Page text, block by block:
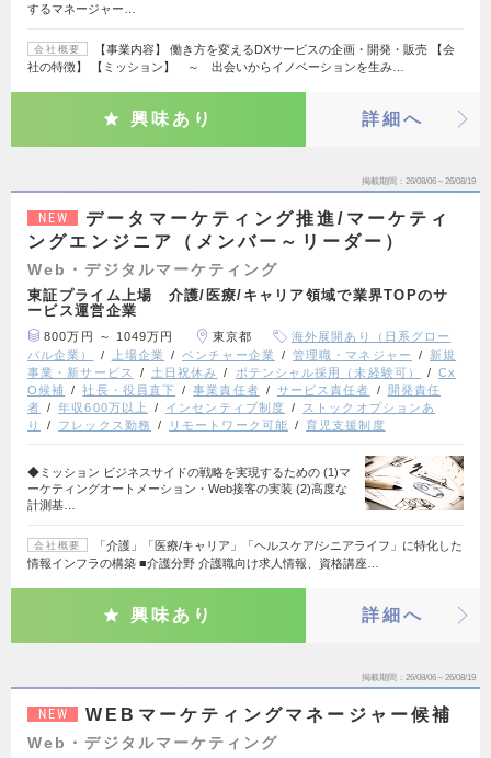
するマネージャー…
会社概要
【事業内容】 働き方を変えるDXサービスの企画・開発・販売 【会
社の特徴】 【ミッション】 ～ 出会いからイノベーションを生み…
興味あり 詳細へ
掲載期間 26/08/06～26/08/19
NEW
データマーケティング推進/マーケティ
ングエンジニア（メンバー～リーダー）
Web・デジタルマーケティング
東証プライム上場 介護/医療/キャリア領域で業界TOPのサ
ービス運営企業
800万円 ～ 1049万円 東京都
海外展開あり（日系グロー
バル企業）
上場企業 ベンチャー企業 管理職・マネジャー
新規
事業・新サービス
土日祝休み ポテンシャル採用（未経験可）
Cx
O候補
社長・役員直下 事業責任者 サービス責任者
開発責任
者
年収600万以上 インセンティブ制度
ストックオプションあ
り
フレックス勤務 リモートワーク可能 育児支援制度
◆ミッション ビジネスサイドの戦略を実現するための (1)マ
ーケティングオートメーション・Web接客の実装 (2)高度な
計測基…
会社概要
「介護」「医療/キャリア」「ヘルスケア/シニアライフ」に特化した
情報インフラの構築 ■介護分野 介護職向け求人情報、資格講座…
興味あり 詳細へ
掲載期間 26/08/06～26/08/19
NEW WEBマーケティングマネージャー候補
Web・デジタルマーケティング